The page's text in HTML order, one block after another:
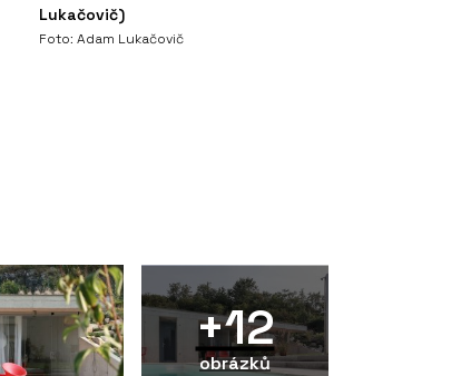
Lukačovič)
Foto: Adam Lukačovič
+12
obrázků